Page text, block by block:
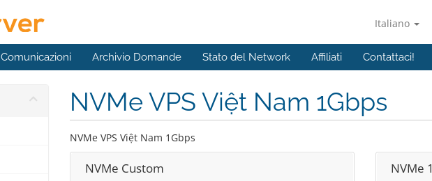
Italiano
Comunicazioni Archivio Domande Stato del Network Affiliati Contattaci!
NVMe VPS Việt Nam 1Gbps
NVMe VPS Việt Nam 1Gbps
NVMe Custom NVMe 1